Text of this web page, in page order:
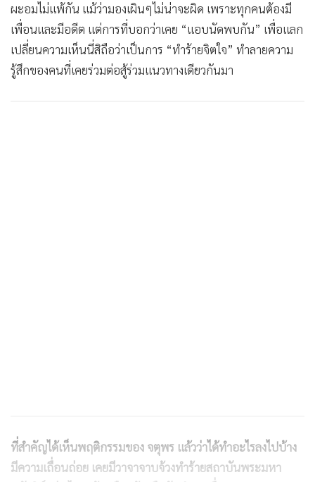
ผะอมไม่แพ้กัน แม้ว่ามองเผินๆไม่น่าจะผิด เพราะทุกคนต้องมี
เพื่อนและมีอดีต แต่การที่บอกว่าเคย “แอบนัดพบกัน” เพื่อแลก
เปลี่ยนความเห็นนี่สิถือว่าเป็นการ “ทำร้ายจิตใจ” ทำลายความ
รู้สึกของคนที่เคยร่วมต่อสู้ร่วมแนวทางเดียวกันมา
ที่สำคัญได้เห็นพฤติกรรมของ จตุพร แล้วว่าได้ทำอะไรลงไปบ้าง
มีความเถื่อนถ่อย เคยมีวาจาจาบจ้วงทำร้ายสถาบันพระมหา